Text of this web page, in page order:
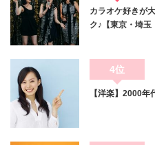
カラオケ好きが
ク♪【東京・埼
4位
【洋楽】2000